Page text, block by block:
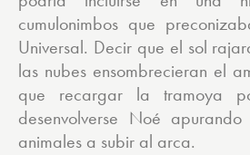
cumulonimbos que
Universal. Decir que el sol
las nubes ensombrecieran el
que recargar la tramoya
desenvolverse Noé
animales a subir al arca.